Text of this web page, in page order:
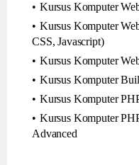
Kursus Komputer
Kursus Komputer
CSS, Javascript)
Kursus Komputer
Kursus Komputer
Kursus Komputer
Kursus Komputer
Advanced